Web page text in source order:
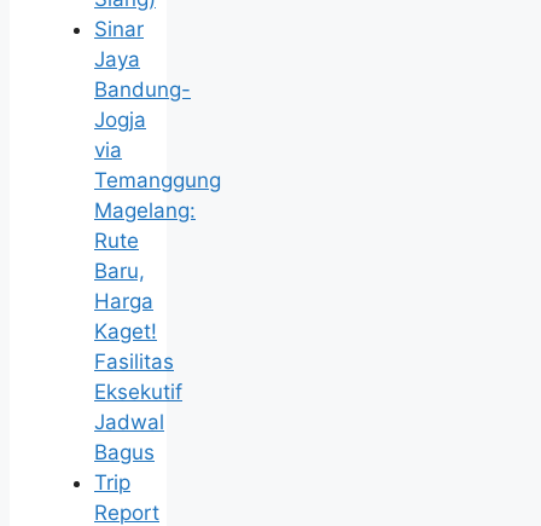
Sinar
Jaya
Bandung-
Jogja
via
Temanggung
Magelang:
Rute
Baru,
Harga
Kaget!
Fasilitas
Eksekutif
Jadwal
Bagus
Trip
Report